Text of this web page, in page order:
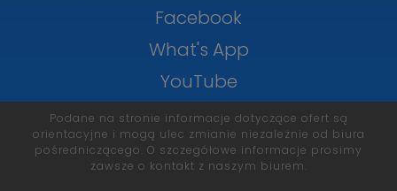
Facebook
What's App
YouTube
Podane na stronie informacje dotyczące ofert są
orientacyjne i mogą ulec zmianie niezależnie od biura
pośredniczącego. O szczegółowe informacje prosimy
zawsze o kontakt z naszym biurem.